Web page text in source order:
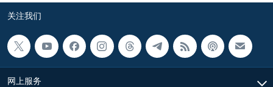
关注西藏
关注新疆
GEN Z 看美国
关注我们
网上服务